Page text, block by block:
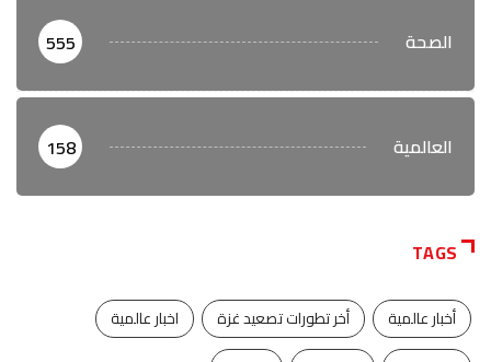
الصحة 555
العالمية 158
TAGS
أخبار عالمية أخر تطورات تصعيد غزة
اخبار عالمية